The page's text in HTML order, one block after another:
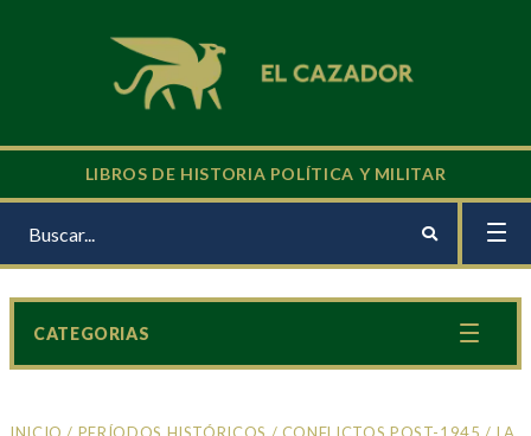
LIBROS DE HISTORIA POLÍTICA Y MILITAR
CATEGORIAS